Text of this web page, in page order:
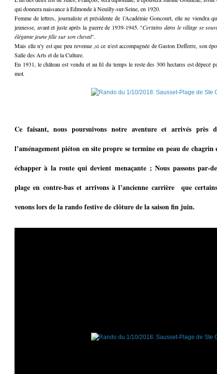
qui donnera naissance à Edmonde à Neuilly-sur-Seine, en 1920.
Femme de lettres, journaliste et présidente de l’Académie Goncourt, elle ne viendra
jeunesse, avant et juste après la guerre de 1939-1945. "Certains dans le village se
élégante jeune fille sur son cheval".
Mais elle n'y est que peu revenue ,si ce n'est accompagnée de Gaston Defferre, son
Salle des Arts et de la Culture.
En 1931, le château est vendu et au fil du temps le reste des 300 hectares est dépecé
mot.
Ce faisant, nous poursuivons notre aventure et arrivés près
l’aménagement piéton en site propre se termine en peau de
échapper à la route qui devient menaçante ; Nous passons par-
plage en contre-bas et arrivons à l’ancienne carrière que
venons lors de la rando festive de clôture de la saison fin juin.